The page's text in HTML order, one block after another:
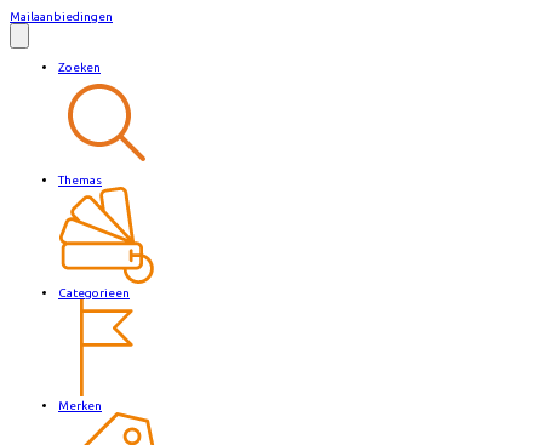
Mailaanbiedingen
Zoeken
Themas
Categorieen
Merken